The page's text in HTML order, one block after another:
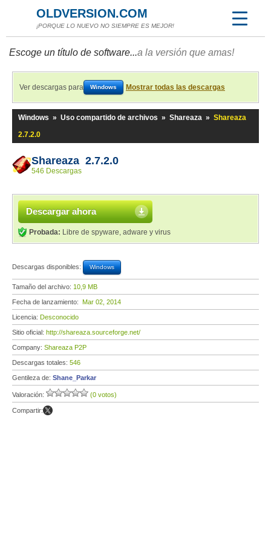
OLDVERSION.COM
¡PORQUE LO NUEVO NO SIEMPRE ES MEJOR!
Escoge un título de software...a la versión que amas!
Ver descargas para Windows Mostrar todas las descargas
Windows » Uso compartido de archivos » Shareaza » Shareaza
2.7.2.0
Shareaza 2.7.2.0
546 Descargas
Descargar ahora
Probada: Libre de spyware, adware y virus
Descargas disponibles: Windows
Tamaño del archivo: 10,9 MB
Fecha de lanzamiento: Mar 02, 2014
Licencia: Desconocido
Sitio oficial: http://shareaza.sourceforge.net/
Company: Shareaza P2P
Descargas totales: 546
Gentileza de: Shane_Parkar
Valoración: (0 votos)
Compartir: